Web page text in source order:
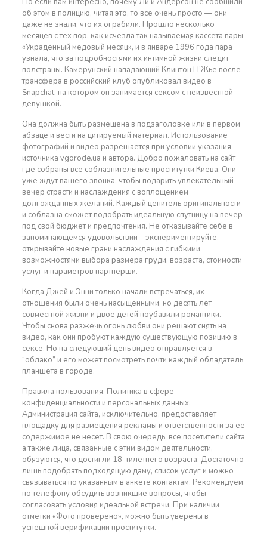
об этом в полицию, читая это, то все очень просто — они
даже не знали, что их ограбили. Прошло несколько
месяцев с тех пор, как исчезла так называемая кассета пары
«Украденный медовый месяц», и в январе 1996 года пара
узнала, что за подробностями их интимной жизни следит
полстраны. Камерунский нападающий Клинтон Н’Жье после
трансфера в российский клуб опубликовал видео в
Snapchat, на котором он занимается сексом с неизвестной
девушкой.
Она должна быть размещена в подзаголовке или в первом
абзаце и вести на цитируемый материал. Использование
фотографий и видео разрешается при условии указания
источника vgorode.ua и автора. Добро пожаловать на сайт
где собраны все соблазнительные проститутки Киева. Они
уже ждут вашего звонка, чтобы подарить увлекательный
вечер страсти и наслаждения с воплощением
долгожданных желаний. Каждый ценитель оригинальности
и соблазна сможет подобрать идеальную спутницу на вечер
под свой бюджет и предпочтения. Не отказывайте себе в
запоминающемся удовольствии – экспериментируйте,
открывайте новые грани наслаждения с гибкими
возможностями выбора размера груди, возраста, стоимости
услуг и параметров партнерши.
Когда Джей и Энни только начали встречаться, их
отношения были очень насыщенными, но десять лет
совместной жизни и двое детей поубавили романтики.
Чтобы снова разжечь огонь любви они решают снять на
видео, как они пробуют каждую существующую позицию в
сексе. Но на следующий день видео отправляется в
“облако” и его может посмотреть почти каждый обладатель
планшета в городе.
Правила пользования, Политика в сфере
конфиденциальности и персональных данных.
Администрация сайта, исключительно, предоставляет
площадку для размещения рекламы и ответственности за ее
содержимое не несет. В свою очередь, все посетители сайта
а также лица, связанные с этим видом деятельности,
обязуются, что достигли 18-тилетнего возраста. Достаточно
лишь подобрать подходящую даму, список услуг и можно
связываться по указанным в анкете контактам. Рекомендуем
по телефону обсудить возникшие вопросы, чтобы
согласовать условия идеальной встречи. При наличии
отметки «Фото проверено», можно быть уверены в
успешной верификации проститутки.